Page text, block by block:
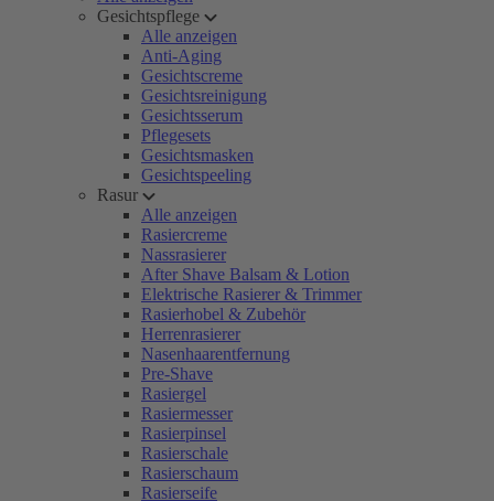
Gesichtspflege
Alle anzeigen
Anti-Aging
Gesichtscreme
Gesichtsreinigung
Gesichtsserum
Pflegesets
Gesichtsmasken
Gesichtspeeling
Rasur
Alle anzeigen
Rasiercreme
Nassrasierer
After Shave Balsam & Lotion
Elektrische Rasierer & Trimmer
Rasierhobel & Zubehör
Herrenrasierer
Nasenhaarentfernung
Pre-Shave
Rasiergel
Rasiermesser
Rasierpinsel
Rasierschale
Rasierschaum
Rasierseife